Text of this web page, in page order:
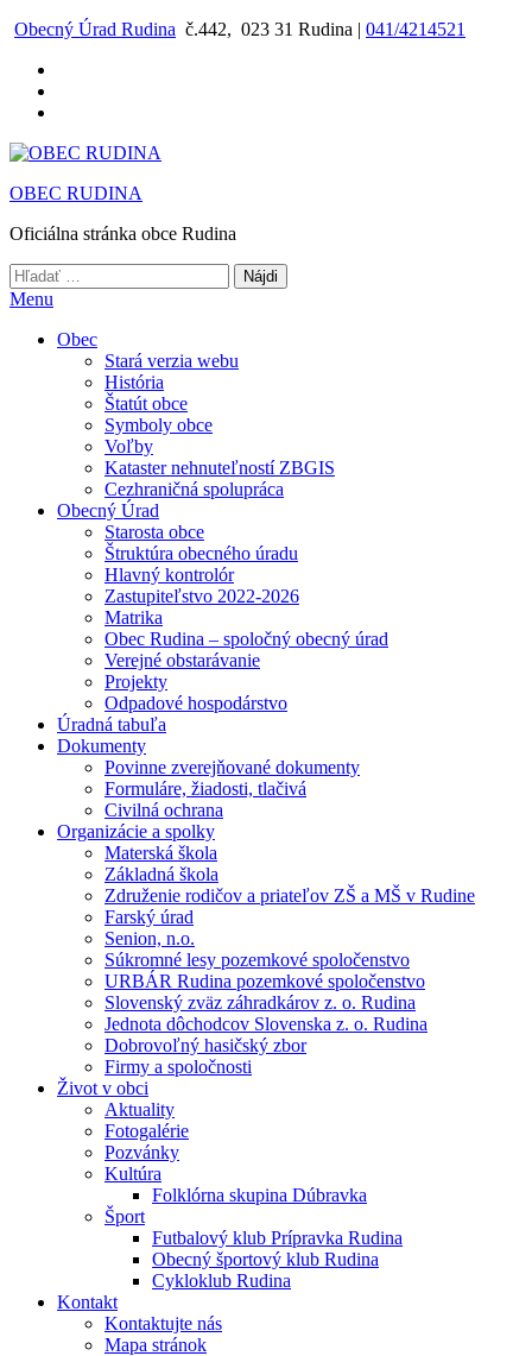
Preskočiť
obsah
Obecný Úrad Rudina č.442, 023 31 Rudina | 041/4214521
OBEC RUDINA
Oficiálna stránka obce Rudina
Hľadať:
Menu
Obec
Stará verzia webu
História
Štatút obce
Symboly obce
Voľby
Kataster nehnuteľností ZBGIS
Cezhraničná spolupráca
Obecný Úrad
Starosta obce
Štruktúra obecného úradu
Hlavný kontrolór
Zastupiteľstvo 2022-2026
Matrika
Obec Rudina – spoločný obecný úrad
Verejné obstarávanie
Projekty
Odpadové hospodárstvo
Úradná tabuľa
Dokumenty
Povinne zverejňované dokumenty
Formuláre, žiadosti, tlačivá
Civilná ochrana
Organizácie a spolky
Materská škola
Základná škola
Združenie rodičov a priateľov ZŠ a MŠ v Rudine
Farský úrad
Senion, n.o.
Súkromné lesy pozemkové spoločenstvo
URBÁR Rudina pozemkové spoločenstvo
Slovenský zväz záhradkárov z. o. Rudina
Jednota dôchodcov Slovenska z. o. Rudina
Dobrovoľný hasičský zbor
Firmy a spoločnosti
Život v obci
Aktuality
Fotogalérie
Pozvánky
Kultúra
Folklórna skupina Dúbravka
Šport
Futbalový klub Prípravka Rudina
Obecný športový klub Rudina
Cykloklub Rudina
Kontakt
Kontaktujte nás
Mapa stránok